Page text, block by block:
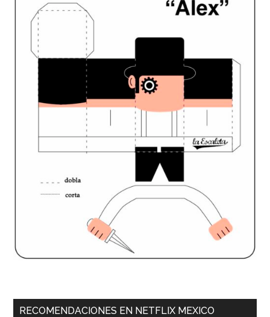
RECOMENDACIONES EN NETFLIX MEXICO